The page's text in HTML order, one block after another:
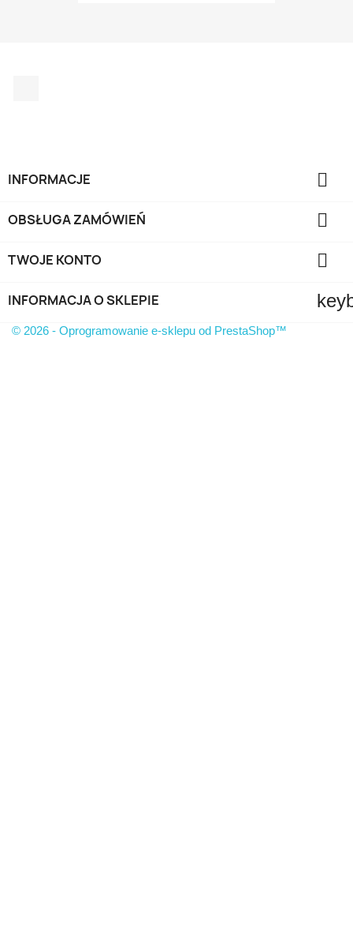
INFORMACJE 
OBSŁUGA ZAMÓWIEŃ 
TWOJE KONTO 
INFORMACJA O SKLEPIE
© 2026 - Oprogramowanie e-sklepu od PrestaShop™